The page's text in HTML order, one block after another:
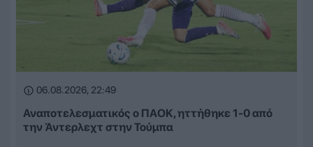
06.08.2026, 22:49
Αναποτελεσματικός ο ΠΑΟΚ, ηττήθηκε 1-0 από
την Άντερλεχτ στην Τούμπα